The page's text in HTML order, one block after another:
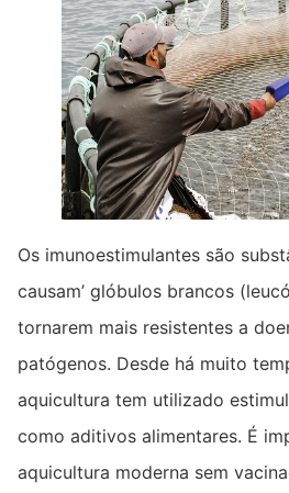
Os imunoestimulantes são
causam’ glóbulos brancos
tornarem mais resistentes a
patógenos. Desde há muito
aquicultura tem utilizado
como aditivos alimentares. É
aquicultura moderna sem